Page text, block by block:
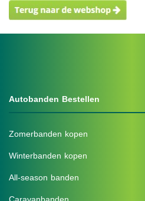
Autobanden Bestellen
Zomerbanden kopen
Winterbanden kopen
All-season banden